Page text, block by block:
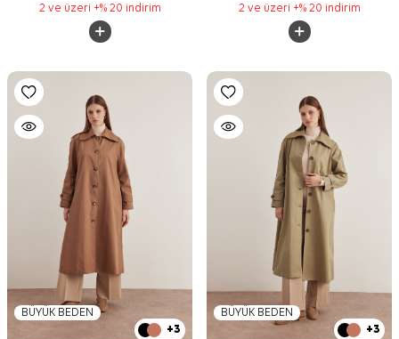
2 ve üzeri +% 20 indirim 2 ve üzeri +% 20 indirim
BÜYÜK BEDEN
+3
BÜYÜK BEDEN
+3